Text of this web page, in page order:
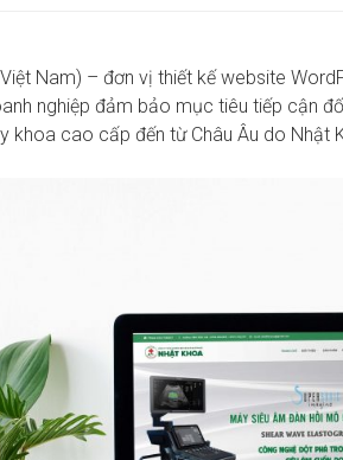
Nam) – đơn vị thiết kế website
nghiệp đảm bảo mục tiêu tiếp cận
khoa cao cấp đến từ Châu Âu do Nhật